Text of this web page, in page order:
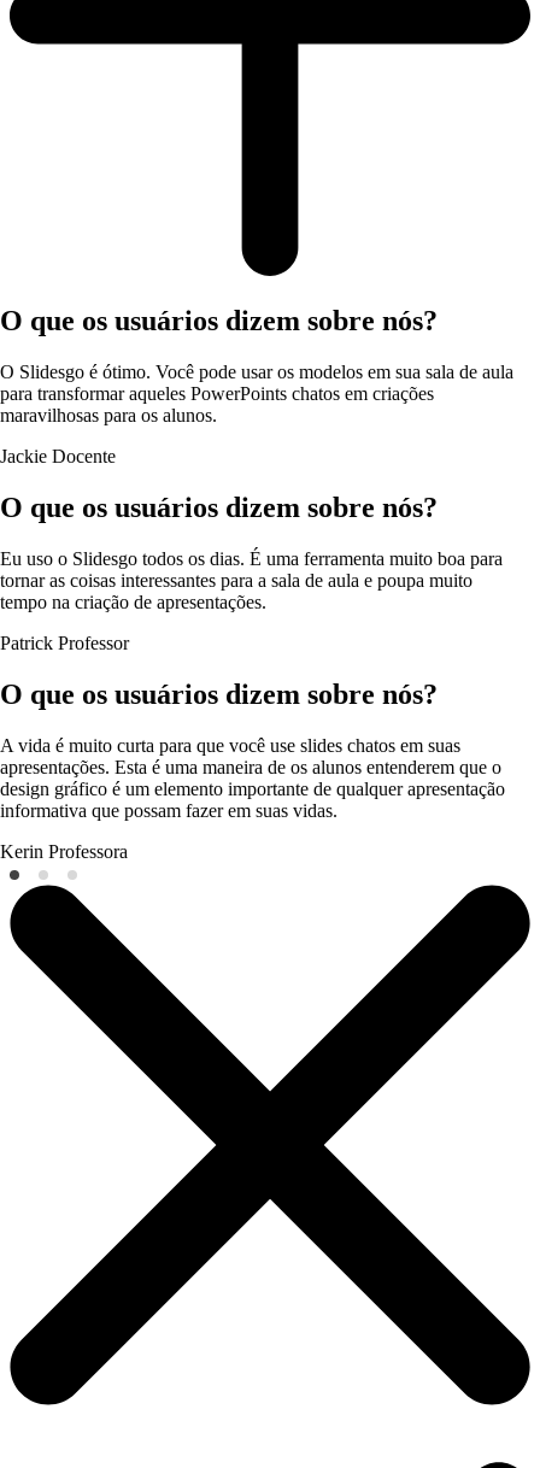
O que os usuários dizem sobre nós?
O Slidesgo é ótimo. Você pode usar os modelos em sua sala de aula
para transformar aqueles PowerPoints chatos em criações
maravilhosas para os alunos.
Jackie Docente
O que os usuários dizem sobre nós?
Eu uso o Slidesgo todos os dias. É uma ferramenta muito boa para
tornar as coisas interessantes para a sala de aula e poupa muito
tempo na criação de apresentações.
Patrick Professor
O que os usuários dizem sobre nós?
A vida é muito curta para que você use slides chatos em suas
apresentações. Esta é uma maneira de os alunos entenderem que o
design gráfico é um elemento importante de qualquer apresentação
informativa que possam fazer em suas vidas.
Kerin Professora